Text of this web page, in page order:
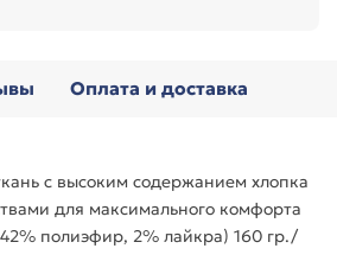
Оплата и доставка
с высоким содержанием хлопка
для максимального комфорта
полиэфир, 2% лайкра) 160 гр./